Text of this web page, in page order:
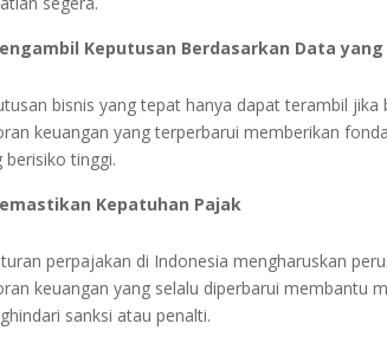
Keputusan Berdasarkan Data
bisnis yang tepat hanya dapat terambil
keuangan yang terperbarui memberikan
berisiko tinggi.
Kepatuhan Pajak
perpajakan di Indonesia mengharuskan
keuangan yang selalu diperbarui membantu
sanksi atau penalti.